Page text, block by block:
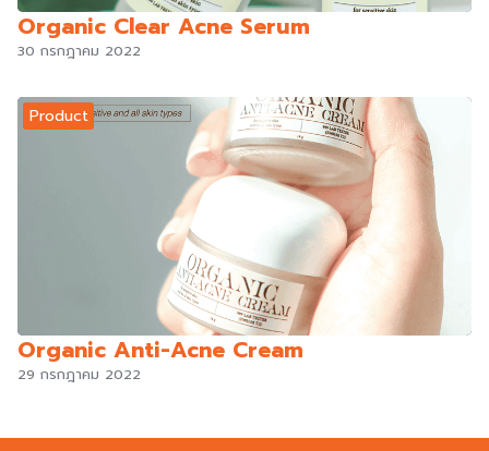
Organic Clear Acne Serum
30 กรกฎาคม 2022
Product
Organic Anti-Acne Cream
29 กรกฎาคม 2022